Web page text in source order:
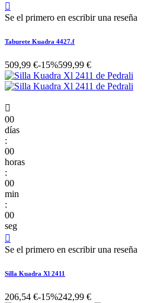

Se el primero en escribir una reseña
Taburete Kuadra 4427.f
509,99 €-15%599,99 €

00
días
:
00
horas
:
00
min
:
00
seg

Se el primero en escribir una reseña
Silla Kuadra Xl 2411
206,54 €-15%242,99 €